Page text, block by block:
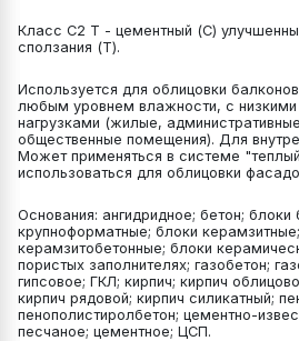
Класс С2 T - цементный (С)
сползания (T).
Используется для облицовки
любым уровнем влажности, с
нагрузками (жилые,
общественные помещения). Для
Может применяться в системе
использоваться для облицовки
Основания: ангидридное; бетон; блоки
крупноформатные; блоки
керамзитобетонные; блоки
пористых заполнителях; газобетон;
гипсовое; ГКЛ; кирпич; кирпич
кирпич рядовой; кирпич силикатный;
пенополистиролбетон; цементно-
песчаное; цементное; ЦСП.